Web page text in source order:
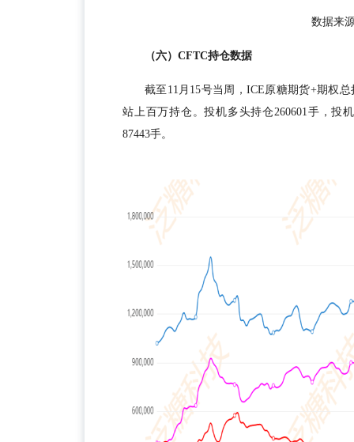
数据来
（六）CFTC持仓数据
截至11月15号当周，ICE原糖期货+期权
站上百万持仓。投机多头持仓260601手，投
87443手。